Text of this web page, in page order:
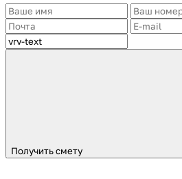
Получить смету